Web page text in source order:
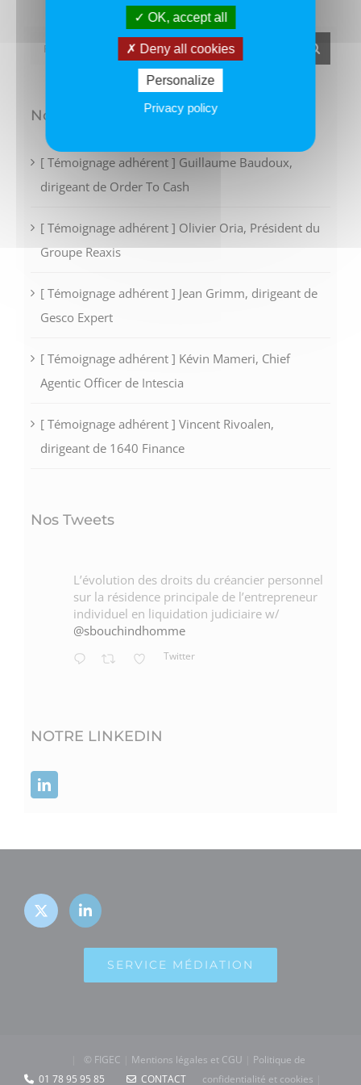
Rechercher:
Nos derniers articles
[ Témoignage adhérent ] Guillaume Baudoux,
dirigeant de Order To Cash
[ Témoignage adhérent ] Olivier Oria, Président du
Groupe Reaxis
[ Témoignage adhérent ] Jean Grimm, dirigeant de
Gesco Expert
[ Témoignage adhérent ] Kévin Mameri, Chief
Agentic Officer de Intescia
[ Témoignage adhérent ] Vincent Rivoalen,
dirigeant de 1640 Finance
Nos Tweets
L’évolution des droits du créancier personnel
sur la résidence principale de l’entrepreneur
individuel en liquidation judiciaire w/
@sbouchindhomme
Twitter
NOTRE LINKEDIN
SERVICE MÉDIATION
© FIGEC Mentions légales et CGU
Politique de
confidentialité et cookies
01 78 95 95 85 CONTACT
OK, accept all
Deny all cookies
Personalize
Privacy policy